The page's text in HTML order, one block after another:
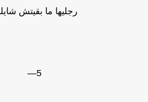
رجليها ما بقيتش شايلها.